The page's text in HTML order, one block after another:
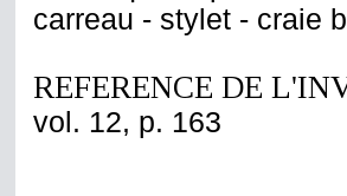
carreau - stylet - craie
REFERENCE DE
vol. 12, p. 163